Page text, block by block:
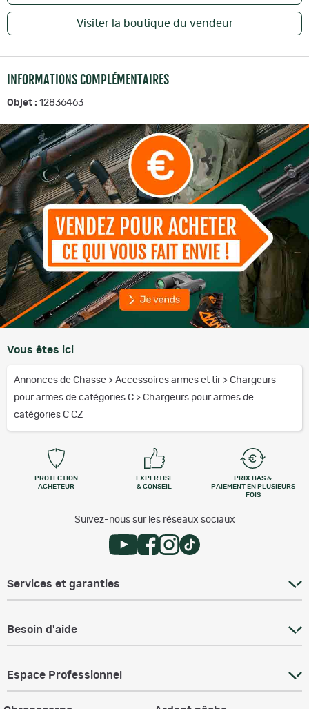
Visiter la boutique du vendeur
INFORMATIONS COMPLÉMENTAIRES
Objet : 12836463
Vous êtes ici
Annonces de Chasse > Accessoires armes et tir > Chargeurs
pour armes de catégories C > Chargeurs pour armes de
catégories C CZ
PROTECTION
ACHETEUR
EXPERTISE
& CONSEIL
PRIX BAS &
PAIEMENT EN PLUSIEURS
FOIS
Suivez-nous sur les réseaux sociaux
Services et garanties
Besoin d'aide
Espace Professionnel